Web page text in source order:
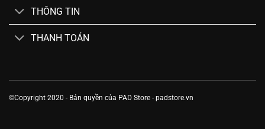
THÔNG TIN
THANH TOÁN
©Copyright 2020 - Bản quyền của PAD Store - padstore.vn